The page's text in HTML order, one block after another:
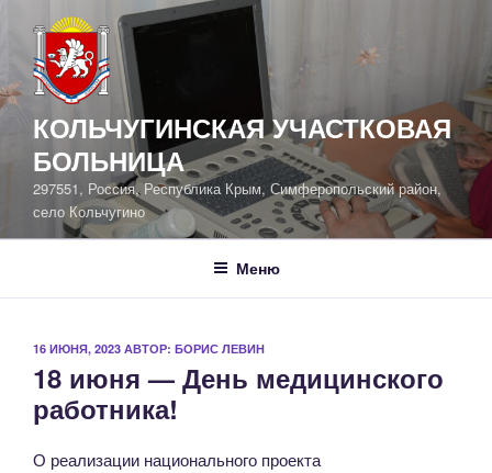
содержимому
КОЛЬЧУГИНСКАЯ УЧАСТКОВАЯ
БОЛЬНИЦА
297551, Россия, Республика Крым, Симферопольский район,
село Кольчугино
Меню
ОПУБЛИКОВАНО
16 ИЮНЯ, 2023 АВТОР: БОРИС ЛЕВИН
18 июня — День медицинского
работника!
О реализации национального проекта